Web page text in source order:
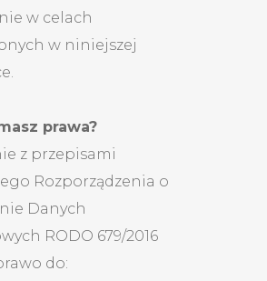
w celach
w niniejszej
prawa?
z przepisami
Rozporządzenia o
Danych
RODO 679/2016
do: